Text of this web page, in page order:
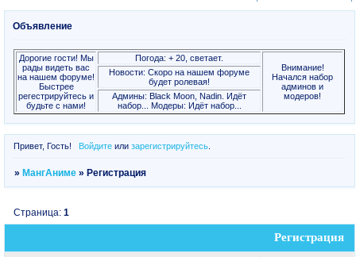
Объявление
Дорогие гости! Мы
рады видеть вас
на нашем форуме!
Быстрее
регестрируйтесь и
будьте с нами!
Погода: + 20, светает.
Внимание!
Начался набор
админов и
модеров!
Новости: Скоро на нашем форуме
будет ролевая!
Админы: Black Moon, Nadin. Идёт
набор... Модеры: Идёт набор...
Привет, Гость! Войдитеили зарегистрируйтесь.
» МангАниме » Регистрация
Регистрация
Страница:1